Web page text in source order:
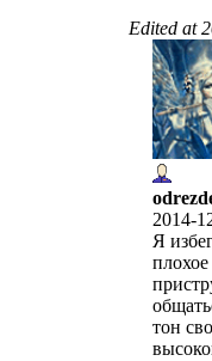
Edited at
2014-
Я
тон